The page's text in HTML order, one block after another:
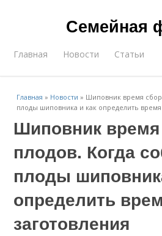
Семейная
Главная Новости Статьи
Главная » Новости » Шиповник время
плоды шиповника и как определить время
Шиповник
плодов. Когда
плоды
определить
заготовления